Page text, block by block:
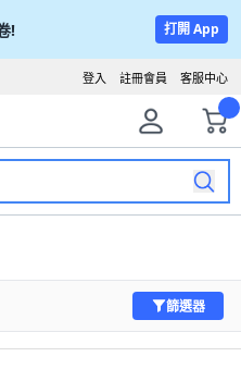
! 打開 App
客服中心
註冊會員
登入
篩選器